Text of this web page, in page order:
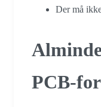
Der må
PCB-